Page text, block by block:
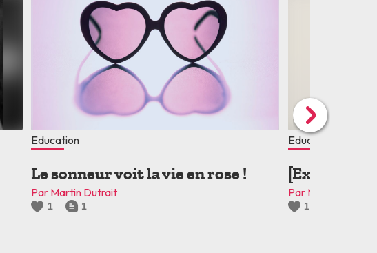
Education
Le sonneur voit la vie en rose !
Par Martin Dutrait
1 1
Education
Par Martin Dutrait
1